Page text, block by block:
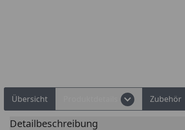
Übersicht Zubehör
Detailbeschreibung